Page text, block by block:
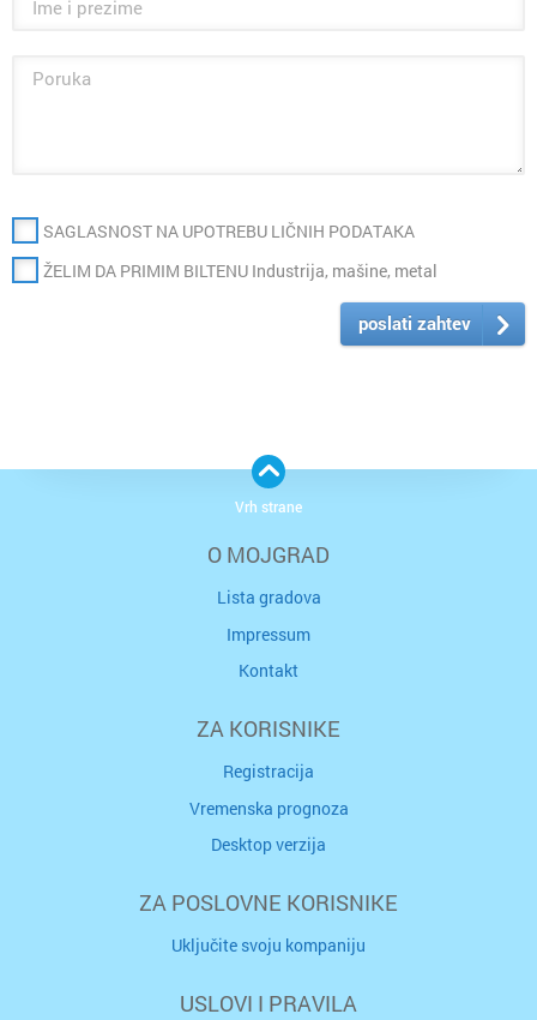
SAGLASNOST NA UPOTREBU LIČNIH PODATAKA
ŽELIM DA PRIMIM BILTENU Industrija, mašine, metal
poslati zahtev
O MOJGRAD
Lista gradova
Impressum
Kontakt
ZA KORISNIKE
Registracija
Vremenska prognoza
Desktop verzija
ZA POSLOVNE KORISNIKE
Uključite svoju kompaniju
USLOVI I PRAVILA
Vrh strane